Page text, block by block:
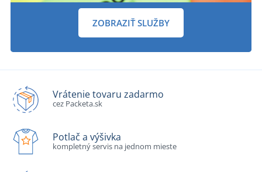
ZOBRAZIŤ SLUŽBY
Vrátenie tovaru zadarmo
cez Packeta.sk
Potlač a výšivka
kompletný servis na jednom mieste